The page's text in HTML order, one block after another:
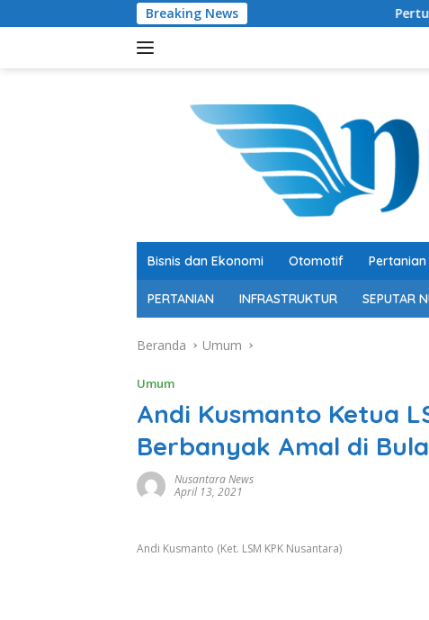
ke
Breaking News Pertumbuhan 5,29
Bisnis dan Ekonomi Otomotif Pertanian
PERTANIAN INFRASTRUKTUR SEPUTAR
Beranda Umum
Umum
Andi Kusmanto Ketua
Berbanyak Amal di
Nusantara News
April 13, 2021
Andi Kusmanto (Ket. LSM KPK Nusantara)